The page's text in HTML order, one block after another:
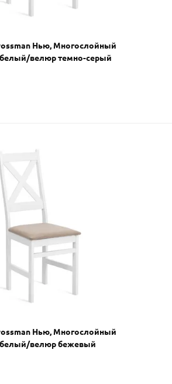
Нью, Многослойный
велюр темно-серый
Нью, Многослойный
велюр бежевый